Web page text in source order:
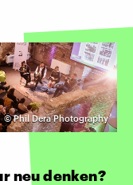
©Phil Dera Photography
neu denken?